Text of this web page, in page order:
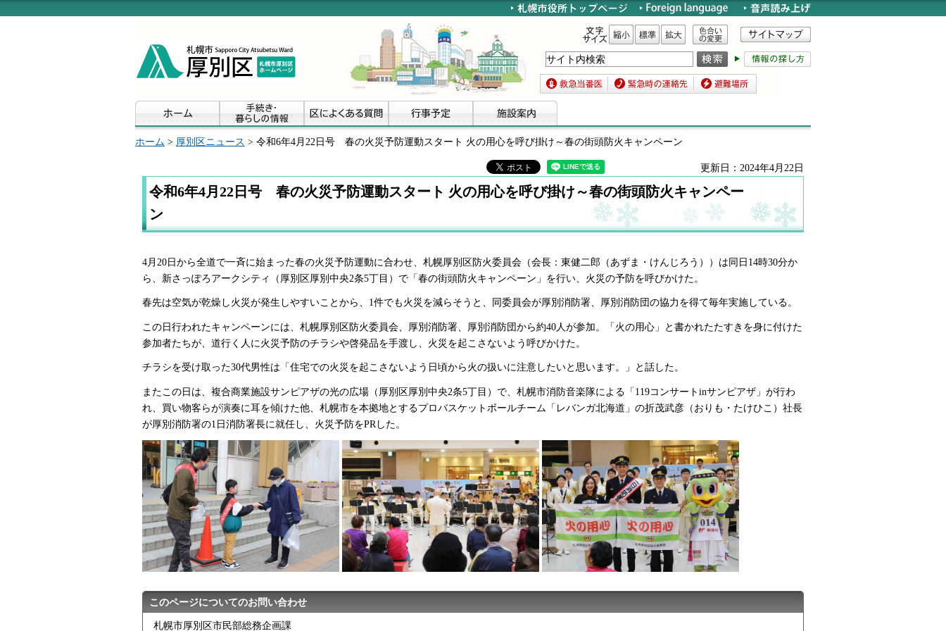
文字サイズ 縮小 標準 拡大
色合いの変更
救急当番医 緊急時の連絡先 避難場所
ホーム > 厚別区ニュース > 令和6年4月22日号 春の火災予防運動スタート 火の用心を呼び掛け～春の街頭防火キャンペーン
更新日：2024年4月22日
令和6年4月22日号 春の火災予防運動スタート 火の用心を呼び掛け～春の街頭防火キャンペー
ン
4月20日から全道で一斉に始まった春の火災予防運動に合わせ、札幌厚別区防火委員会（会長：東健二郎（あずま・けんじろう））は同日14時30分か
ら、新さっぽろアークシティ（厚別区厚別中央2条5丁目）で「春の街頭防火キャンペーン」を行い、火災の予防を呼びかけた。
春先は空気が乾燥し火災が発生しやすいことから、1件でも火災を減らそうと、同委員会が厚別消防署、厚別消防団の協力を得て毎年実施している。
この日行われたキャンペーンには、札幌厚別区防火委員会、厚別消防署、厚別消防団から約40人が参加。「火の用心」と書かれたたすきを身に付けた
参加者たちが、道行く人に火災予防のチラシや啓発品を手渡し、火災を起こさないよう呼びかけた。
チラシを受け取った30代男性は「住宅での火災を起こさないよう日頃から火の扱いに注意したいと思います。」と話した。
またこの日は、複合商業施設サンピアザの光の広場（厚別区厚別中央2条5丁目）で、札幌市消防音楽隊による「119コンサートinサンピアザ」が行わ
れ、買い物客らが演奏に耳を傾けた他、札幌市を本拠地とするプロバスケットボールチーム「レバンガ北海道」の折茂武彦（おりも・たけひこ）社長
が厚別消防署の1日消防署長に就任し、火災予防をPRした。
このページについてのお問い合わせ
札幌市厚別区市民部総務企画課